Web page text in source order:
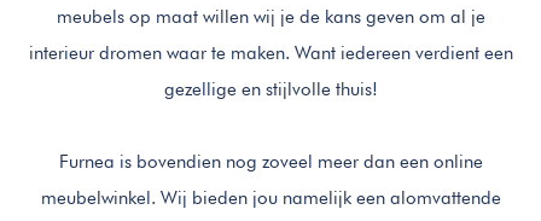
meubels op maat willen wij je de kans geven om al je
interieur dromen waar te maken. Want iedereen verdient een
gezellige en stijlvolle thuis!
Furnea is bovendien nog zoveel meer dan een online
meubelwinkel. Wij bieden jou namelijk een alomvattende